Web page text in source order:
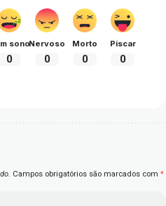
sono
0
Nervoso
0
Morto
0
Piscar
0
Campos obrigatórios são marcados com *